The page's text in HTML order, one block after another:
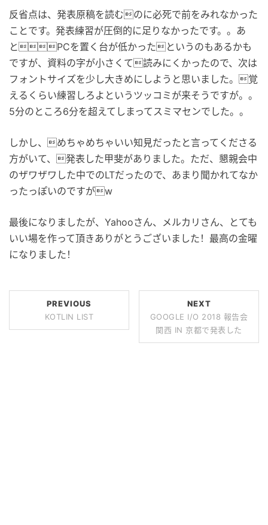
反省点は、発表原稿を読むのに必死で前をみれなかった
ことです。発表練習が圧倒的に足りなかったです。。あ
とPCを置く台が低かったというのもあるかも
ですが、資料の字が小さくて読みにくかったので、次は
フォントサイズを少し大きめにしようと思いました。覚
えるくらい練習しろよというツッコミが来そうですが。。
5分のところ6分を超えてしまってスミマセンでした。。
しかし、めちゃめちゃいい知見だったと言ってくださる
方がいて、発表した甲斐がありました。ただ、懇親会中
のザワザワした中でのLTだったので、あまり聞かれてなか
ったっぽいのですがw
最後になりましたが、Yahooさん、メルカリさん、とても
いい場を作って頂きありがとうございました！最高の金曜
になりました！
PREVIOUS
KOTLIN LIST
NEXT
GOOGLE I/O 2018 報告会
関西 IN 京都で発表した